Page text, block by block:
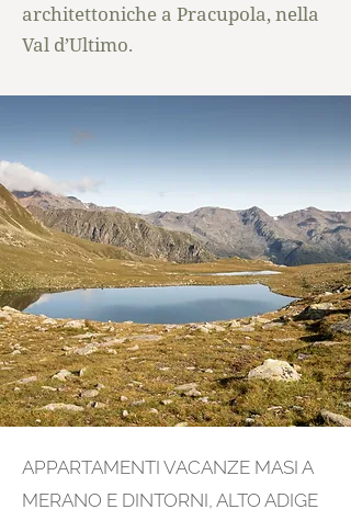
architettoniche a Pracupola, nella
Val d’Ultimo.
APPARTAMENTI VACANZE MASI A
MERANO E DINTORNI, ALTO ADIGE